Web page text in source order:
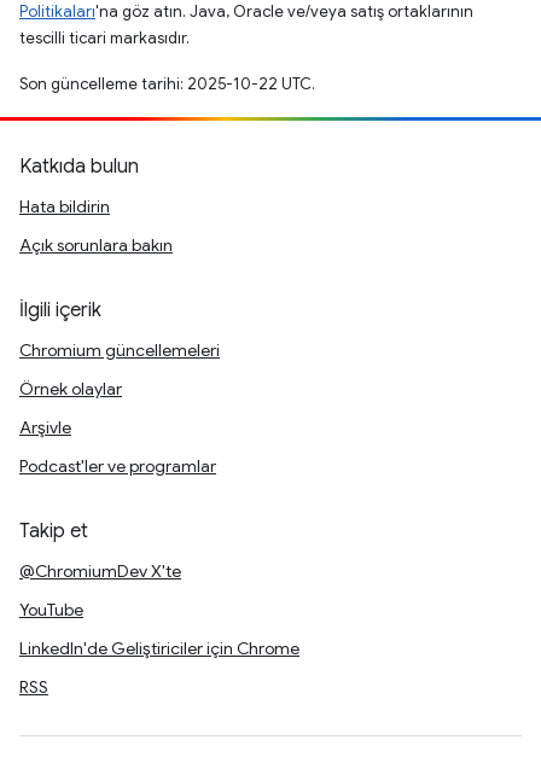
Politikaları'na göz atın. Java, Oracle ve/veya satış ortaklarının
tescilli ticari markasıdır.
Son güncelleme tarihi: 2025-10-22 UTC.
Katkıda bulun
Hata bildirin
Açık sorunlara bakın
İlgili içerik
Chromium güncellemeleri
Örnek olaylar
Arşivle
Podcast'ler ve programlar
Takip et
@ChromiumDev X'te
YouTube
LinkedIn'de Geliştiriciler için Chrome
RSS